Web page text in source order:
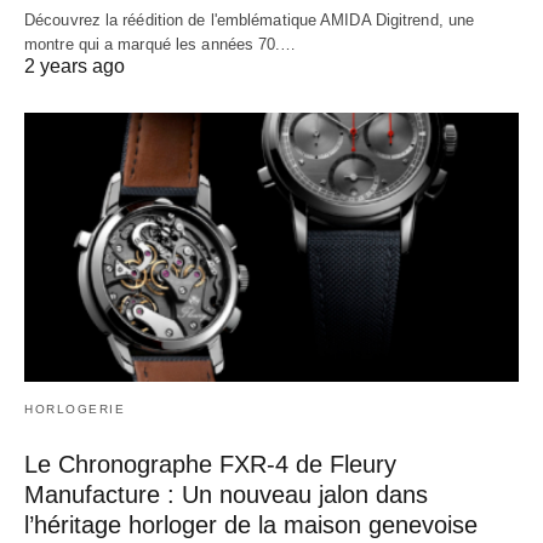
Découvrez la réédition de l'emblématique AMIDA Digitrend, une
montre qui a marqué les années 70.…
2 years ago
HORLOGERIE
Le Chronographe FXR-4 de Fleury
Manufacture : Un nouveau jalon dans
l’héritage horloger de la maison genevoise